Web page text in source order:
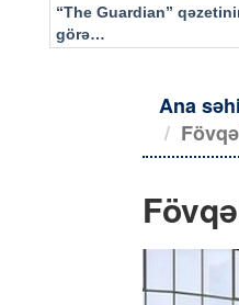
“The Guardian”
görə…
Ana